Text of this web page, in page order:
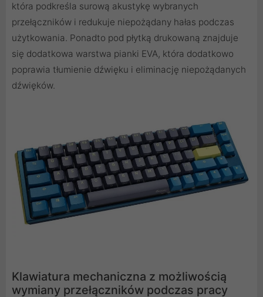
która podkreśla surową akustykę wybranych
przełączników i redukuje niepożądany hałas podczas
użytkowania. Ponadto pod płytką drukowaną znajduje
się dodatkowa warstwa pianki EVA, która dodatkowo
poprawia tłumienie dźwięku i eliminację niepożądanych
dźwięków.
Klawiatura mechaniczna z możliwością
wymiany przełączników podczas pracy